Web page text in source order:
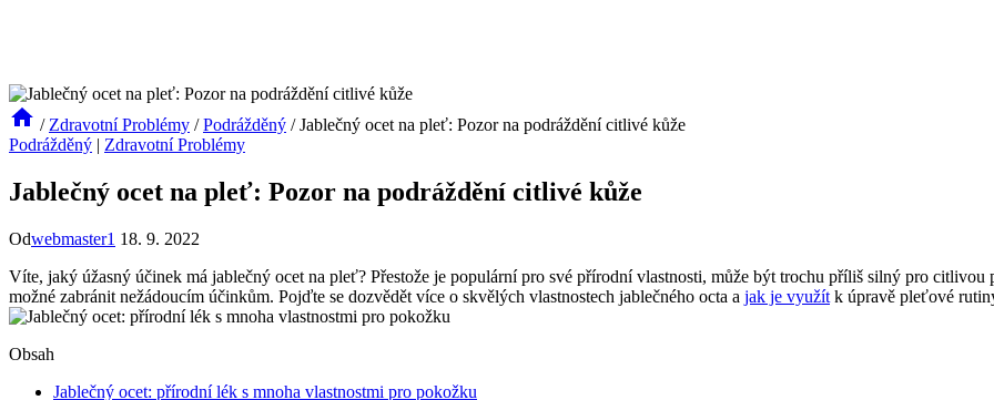
/ Zdravotní Problémy / Podrážděný / Jablečný ocet na pleť: Pozor na podráždění citlivé kůže
Podrážděný | Zdravotní Problémy
Jablečný ocet na pleť: Pozor na podráždění citlivé kůže
Odwebmaster1 18. 9. 2022
Víte, jaký úžasný účinek má jablečný ocet na pleť? Přestože je populární pro své přírodní vlastnosti, může být trochu příliš silný pro
možné zabránit nežádoucím účinkům. Pojďte se dozvědět více o skvělých vlastnostech jablečného octa a jak je využít k úpravě pleťové
Obsah
Jablečný ocet: přírodní lék s mnoha vlastnostmi pro pokožku